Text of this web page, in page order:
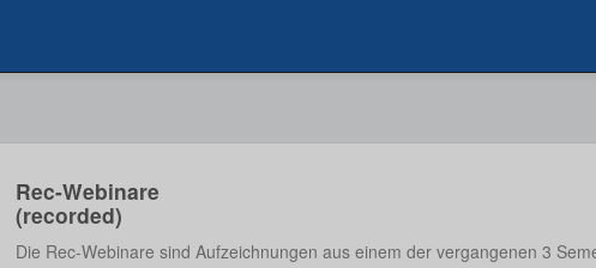
Rec-Webinare
(recorded)
Die Rec-Webinare sind Aufzeichnungen aus einem der vergangenen 3